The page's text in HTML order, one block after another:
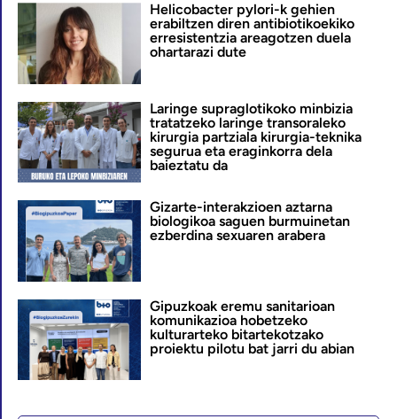
Helicobacter pylori-k gehien
erabiltzen diren antibiotikoekiko
erresistentzia areagotzen duela
ohartarazi dute
Laringe supraglotikoko minbizia
tratatzeko laringe transoraleko
kirurgia partziala kirurgia-teknika
segurua eta eraginkorra dela
baieztatu da
Gizarte-interakzioen aztarna
biologikoa saguen burmuinetan
ezberdina sexuaren arabera
Gipuzkoak eremu sanitarioan
komunikazioa hobetzeko
kulturarteko bitartekotzako
proiektu pilotu bat jarri du abian